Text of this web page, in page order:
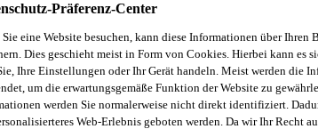
Solar Solar Klebstoffe Sikasil® AS-785
Präferenz-Center
Sie eine Website besuchen, kann diese Informationen über Ihren
Dies geschieht meist in Form von Cookies. Hierbei kann es
Ihre Einstellungen oder Ihr Gerät handeln. Meist werden die
um die erwartungsgemäße Funktion der Website zu
werden Sie normalerweise nicht direkt identifiziert.
Web-Erlebnis geboten werden. Da wir Ihr Recht